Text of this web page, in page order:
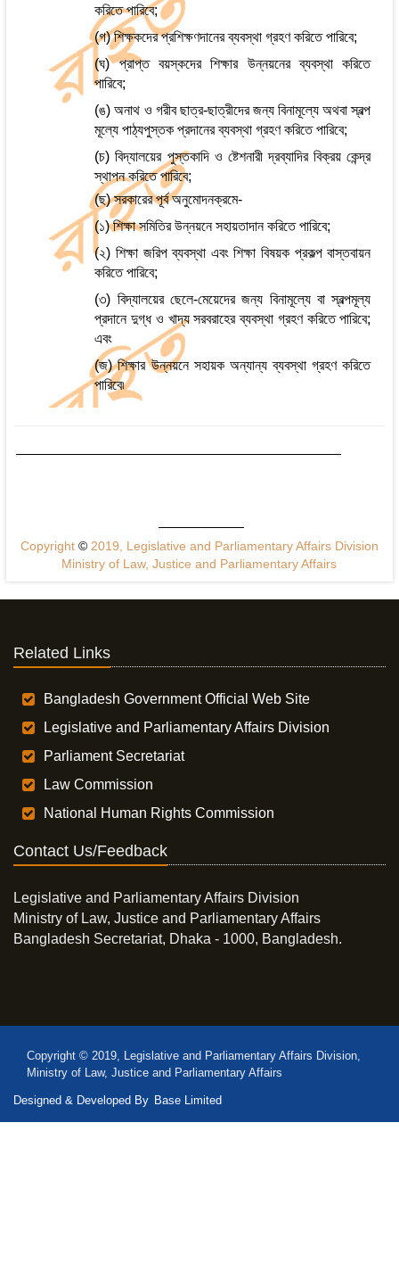
করিতে পারিবে;
(গ) শিক্ষকদের প্রশিক্ষণদানের ব্যবস্থা গ্রহণ করিতে পারিবে;
(ঘ) প্রাপ্ত বয়স্কদের শিক্ষার উন্নয়নের ব্যবস্থা করিতে
পারিবে;
(ঙ) অনাথ ও গরীব ছাত্র-ছাত্রীদের জন্য বিনামূল্যে অথবা স্বল্প
মূল্যে পাঠ্যপুস্তক প্রদানের ব্যবস্থা গ্রহণ করিতে পারিবে;
(চ) বিদ্যালয়ের পুস্তকাদি ও ষ্টেশনারী দ্রব্যাদির বিক্রয় কেন্দ্র
স্থাপন করিতে পারিবে;
(ছ) সরকারের পূর্ব অনুমোদনক্রমে-
(১) শিক্ষা সমিতির উন্নয়নে সহায়তাদান করিতে পারিবে;
(২) শিক্ষা জরিপ ব্যবস্থা এবং শিক্ষা বিষয়ক প্রকল্প বাস্তবায়ন
করিতে পারিবে;
(৩) বিদ্যালয়ের ছেলে-মেয়েদের জন্য বিনামূল্যে বা স্বল্পমূল্য
প্রদানে দুগ্ধ ও খাদ্য সরবরাহের ব্যবস্থা গ্রহণ করিতে পারিবে;
এবং
(জ) শিক্ষার উন্নয়নে সহায়ক অন্যান্য ব্যবস্থা গ্রহণ করিতে
পারিবে৷
Copyright ©2019, Legislative and Parliamentary Affairs Division
Ministry of Law, Justice and Parliamentary Affairs
Related Links
Bangladesh Government Official Web Site
Legislative and Parliamentary Affairs Division
Parliament Secretariat
Law Commission
National Human Rights Commission
Contact Us/Feedback
Legislative and Parliamentary Affairs Division
Ministry of Law, Justice and Parliamentary Affairs
Bangladesh Secretariat, Dhaka - 1000, Bangladesh.
Copyright © 2019, Legislative and Parliamentary Affairs Division,
Ministry of Law, Justice and Parliamentary Affairs
Designed & Developed By Base Limited